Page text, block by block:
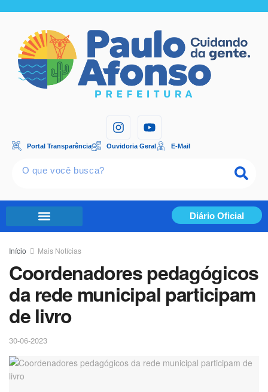
Portal Transparência Ouvidoria Geral E-Mail
Diário Oficial
Início Mais Notícias
Coordenadores pedagógicos
da rede municipal participam
de livro
30-06-2023